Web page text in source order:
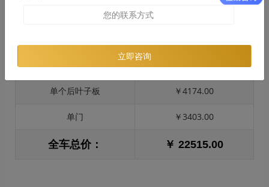
车顶 ￥6780.00
单个后叶子板 ￥4174.00
单门 ￥3403.00
全车总价： ￥ 22515.00
立即咨询